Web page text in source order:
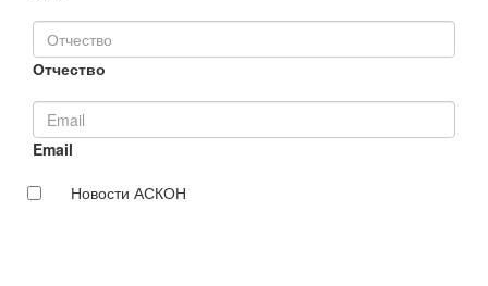
Отчество
Email
Новости АСКОН